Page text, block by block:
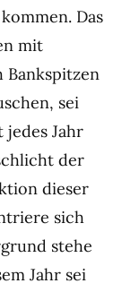
Das
mit
Bankspitzen
sei
jedes Jahr
der
dieser
sich
stehe
Jahr sei